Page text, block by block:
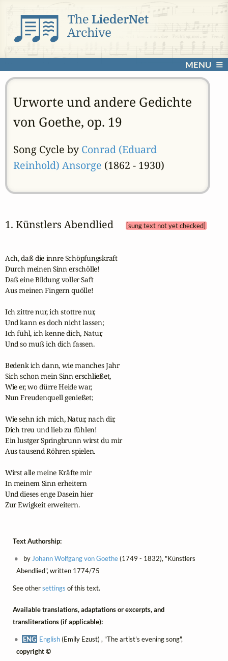
MENU
Urworte und andere Gedichte
von Goethe, op. 19
Song Cycle by Conrad (Eduard
Reinhold) Ansorge (1862 - 1930)
1. Künstlers Abendlied [sung text not yet checked]
Ach, daß die innre Schöpfungskraft
Durch meinen Sinn erschölle!
Daß eine Bildung voller Saft
Aus meinen Fingern quölle!
Ich zittre nur, ich stottre nur,
Und kann es doch nicht lassen;
Ich fühl, ich kenne dich, Natur,
Und so muß ich dich fassen.
Bedenk ich dann, wie manches Jahr
Sich schon mein Sinn erschließet,
Wie er, wo dürre Heide war,
Nun Freudenquell genießet;
Wie sehn ich mich, Natur, nach dir,
Dich treu und lieb zu fühlen!
Ein lustger Springbrunn wirst du mir
Aus tausend Röhren spielen.
Wirst alle meine Kräfte mir
In meinem Sinn erheitern
Und dieses enge Dasein hier
Zur Ewigkeit erweitern.
Text Authorship:
by Johann Wolfgang von Goethe(1749 - 1832), "Künstlers
Abendlied", written 1774/75
See othersettings of this text.
Available translations, adaptations or excerpts, and
transliterations (if applicable):
ENG English(Emily Ezust) , "The artist's evening song",
copyright ©